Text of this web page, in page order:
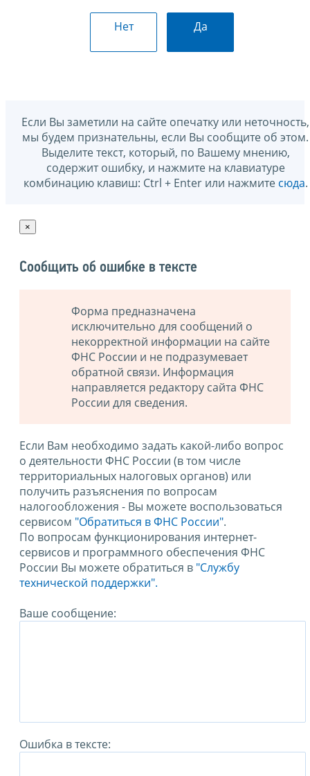
Нет Да
Если Вы заметили на сайте опечатку или неточность,
мы будем признательны, если Вы сообщите об этом.
Выделите текст, который, по Вашему мнению,
содержит ошибку, и нажмите на клавиатуре
комбинацию клавиш: Ctrl + Enter или нажмите сюда.
×
Сообщить об ошибке в тексте
Форма предназначена
исключительно для сообщений о
некорректной информации на сайте
ФНС России и не подразумевает
обратной связи. Информация
направляется редактору сайта ФНС
России для сведения.
Если Вам необходимо задать какой-либо вопрос
о деятельности ФНС России (в том числе
территориальных налоговых органов) или
получить разъяснения по вопросам
налогообложения - Вы можете воспользоваться
сервисом "Обратиться в ФНС России".
По вопросам функционирования интернет-
сервисов и программного обеспечения ФНС
России Вы можете обратиться в "Службу
технической поддержки".
Ваше сообщение:
Ошибка в тексте: